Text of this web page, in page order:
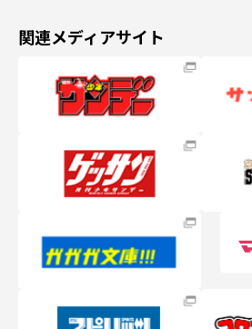
関連メディアサイト